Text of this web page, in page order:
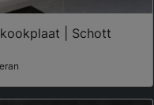
| Schott